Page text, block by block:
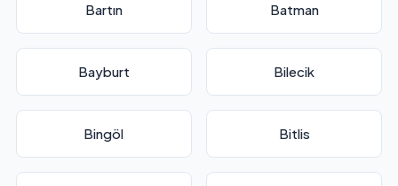
Bartın Batman
Bayburt Bilecik
Bingöl Bitlis